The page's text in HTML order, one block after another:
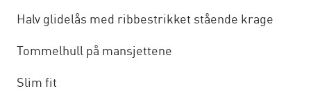
Halv glidelås med ribbestrikket stående krage
Tommelhull på mansjettene
Slim fit